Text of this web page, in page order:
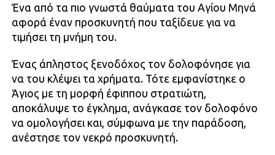
Ένα από τα πιο γνωστά θαύματα του Αγίου Μηνά
αφορά έναν προσκυνητή που ταξίδευε για να
τιμήσει τη μνήμη του.
Ένας άπληστος ξενοδόχος τον δολοφόνησε για
να του κλέψει τα χρήματα. Τότε εμφανίστηκε ο
Άγιος με τη μορφή έφιππου στρατιώτη,
αποκάλυψε το έγκλημα, ανάγκασε τον δολοφόνο
να ομολογήσει και, σύμφωνα με την παράδοση,
ανέστησε τον νεκρό προσκυνητή.